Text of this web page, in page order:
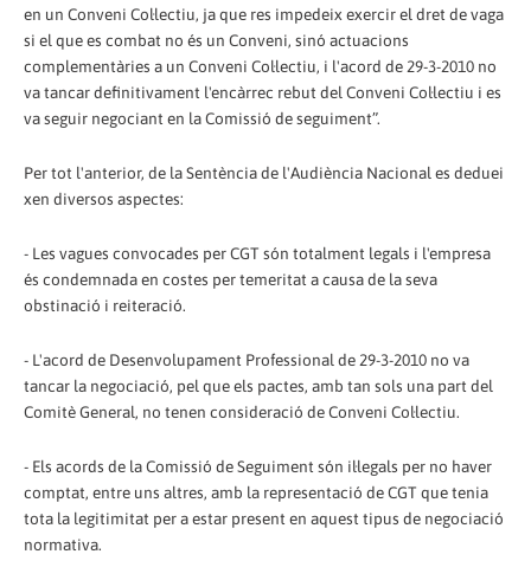
en un Conveni Col·lectiu, ja que res impedeix exercir el dret de vaga
si el que es combat no és un Conveni, sinó actuacions
complementàries a un Conveni Col·lectiu, i l'acord de 29-3-2010 no
va tancar definitivament l'encàrrec rebut del Conveni Col·lectiu i es
va seguir negociant en la Comissió de seguiment”.
Per tot l'anterior, de la Sentència de l'Audiència Nacional es deduei
xen diversos aspectes:
- Les vagues convocades per CGT són totalment legals i l'empresa
és condemnada en costes per temeritat a causa de la seva
obstinació i reiteració.
- L'acord de Desenvolupament Professional de 29-3-2010 no va
tancar la negociació, pel que els pactes, amb tan sols una part del
Comitè General, no tenen consideració de Conveni Col·lectiu.
- Els acords de la Comissió de Seguiment són il·legals per no haver
comptat, entre uns altres, amb la representació de CGT que tenia
tota la legitimitat per a estar present en aquest tipus de negociació
normativa.